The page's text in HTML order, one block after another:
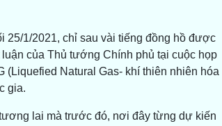
25/1/2021, chỉ sau vài tiếng đồng hồ được
của Thủ tướng Chính phủ tại cuộc họp
Natural Gas- khí thiên nhiên hóa
gia.
lai mà trước đó, nơi đây từng dự kiến